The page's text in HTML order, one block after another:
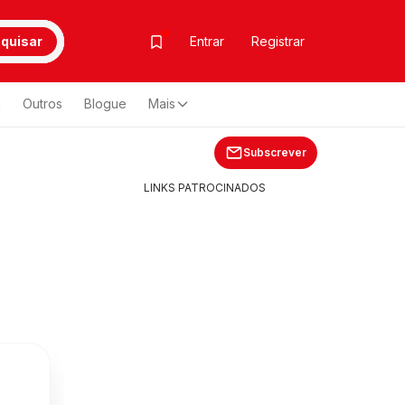
Entrar Registrar
Outros Blogue Mais
Subscrever
LINKS PATROCINADOS